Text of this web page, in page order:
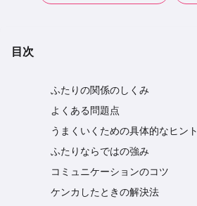
目次
ふたりの関係のしくみ
よくある問題点
うまくいくための具体的なヒント
ふたりならではの強み
コミュニケーションのコツ
ケンカしたときの解決法